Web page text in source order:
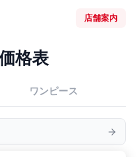
店舗案内
格表
ワンピース